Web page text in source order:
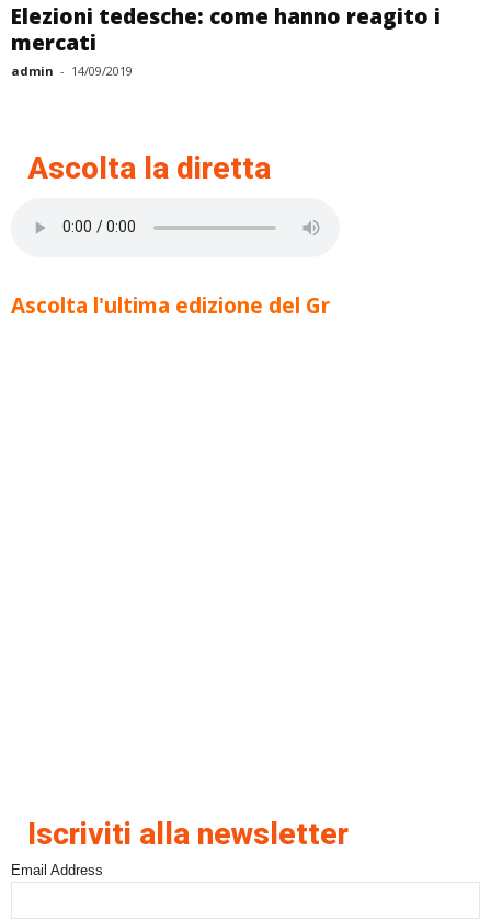
Elezioni tedesche: come hanno reagito i
mercati
admin - 14/09/2019
Ascolta la diretta
Ascolta l'ultima edizione del Gr
Iscriviti alla newsletter
Email Address